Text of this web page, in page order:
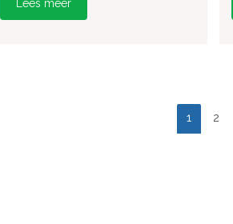
Lees meer
1 2